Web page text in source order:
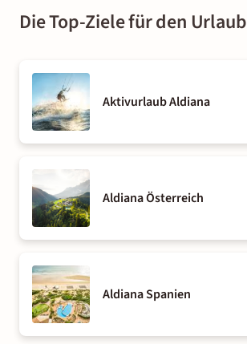
Die Top-Ziele für den Urlaub
Aktivurlaub Aldiana
Aldiana Österreich
Aldiana Spanien